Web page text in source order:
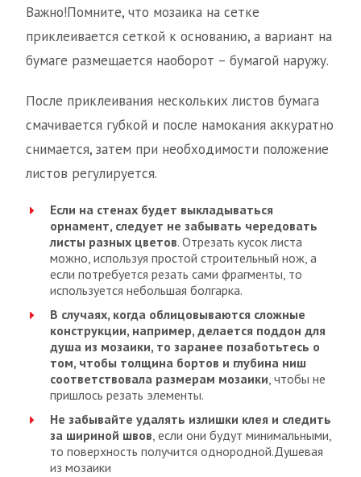
Важно!Помните, что мозаика на сетке
приклеивается сеткой к основанию, а вариант на
бумаге размещается наоборот – бумагой наружу.
После приклеивания нескольких листов бумага
смачивается губкой и после намокания аккуратно
снимается, затем при необходимости положение
листов регулируется.
Если на стенах будет выкладываться
орнамент, следует не забывать чередовать
листы разных цветов. Отрезать кусок листа
можно, используя простой строительный нож, а
если потребуется резать сами фрагменты, то
используется небольшая болгарка.
В случаях, когда облицовываются сложные
конструкции, например, делается поддон для
душа из мозаики, то заранее позаботьтесь о
том, чтобы толщина бортов и глубина ниш
соответствовала размерам мозаики, чтобы не
пришлось резать элементы.
Не забывайте удалять излишки клея и следить
за шириной швов, если они будут минимальными,
то поверхность получится однородной.Душевая
из мозаики